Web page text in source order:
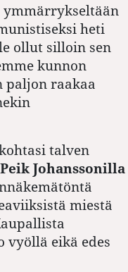
heti
ollut silloin sen
kunnon
paljon raakaa
talven
Peik Johanssonilla
miestä
vyöllä eikä edes